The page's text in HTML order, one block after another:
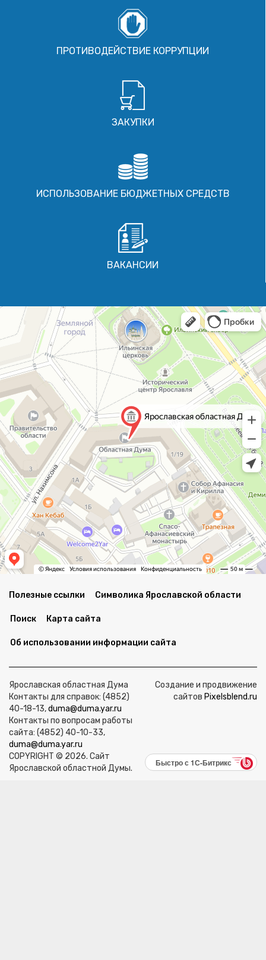
ПРОТИВОДЕЙСТВИЕ КОРРУПЦИИ
ЗАКУПКИ
ИСПОЛЬЗОВАНИЕ БЮДЖЕТНЫХ СРЕДСТВ
ВАКАНСИИ
Полезные ссылки Символика Ярославской области
Поиск Карта сайта
Об использовании информации сайта
Ярославская областная Дума
Контакты для справок: (4852)
40-18-13,duma@duma.yar.ru
Контакты по вопросам работы
сайта: (4852) 40-10-33,
duma@duma.yar.ru
COPYRIGHT © 2026. Сайт
Ярославской областной Думы.
Создание и продвижение
сайтов Pixelsblend.ru
Быстро с 1С-Битрикс